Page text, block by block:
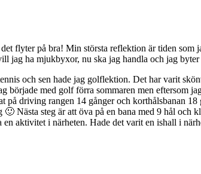
flyter på bra! Min största reflektion är tiden
jag ha mjukbyxor, nu ska jag handla och jag
och sen hade jag golflektion. Det har varit
började med golf förra sommaren men
på driving rangen 14 gånger och korthålsbanan
Nästa steg är att öva på en bana med 9 hål
aktivitet i närheten. Hade det varit en ishall i